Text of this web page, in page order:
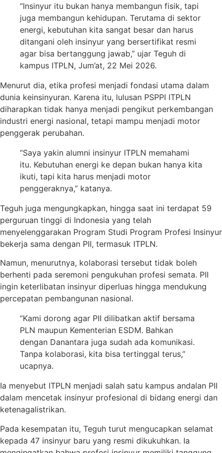
“Insinyur itu bukan hanya membangun fisik, tapi
juga membangun kehidupan. Terutama di sektor
energi, kebutuhan kita sangat besar dan harus
ditangani oleh insinyur yang bersertifikat resmi
agar bisa bertanggung jawab,” ujar Teguh di
kampus ITPLN, Jum’at, 22 Mei 2026.
Menurut dia, etika profesi menjadi fondasi utama dalam
dunia keinsinyuran. Karena itu, lulusan PSPPI ITPLN
diharapkan tidak hanya menjadi pengikut perkembangan
industri energi nasional, tetapi mampu menjadi motor
penggerak perubahan.
“Saya yakin alumni insinyur ITPLN memahami
itu. Kebutuhan energi ke depan bukan hanya kita
ikuti, tapi kita harus menjadi motor
penggeraknya,” katanya.
Teguh juga mengungkapkan, hingga saat ini terdapat 59
perguruan tinggi di Indonesia yang telah
menyelenggarakan Program Studi Program Profesi Insinyur
bekerja sama dengan PII, termasuk ITPLN.
Namun, menurutnya, kolaborasi tersebut tidak boleh
berhenti pada seremoni pengukuhan profesi semata. PII
ingin keterlibatan insinyur diperluas hingga mendukung
percepatan pembangunan nasional.
“Kami dorong agar PII dilibatkan aktif bersama
PLN maupun Kementerian ESDM. Bahkan
dengan Danantara juga sudah ada komunikasi.
Tanpa kolaborasi, kita bisa tertinggal terus,”
ucapnya.
Ia menyebut ITPLN menjadi salah satu kampus andalan PII
dalam mencetak insinyur profesional di bidang energi dan
ketenagalistrikan.
Pada kesempatan itu, Teguh turut mengucapkan selamat
kepada 47 insinyur baru yang resmi dikukuhkan. Ia